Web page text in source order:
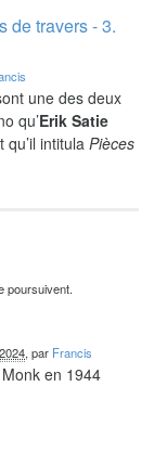
de travers - 3.
une des deux
qu’Erik Satie
qu’il intitulaPièces
poursuivent.
, par Francis
en 1944